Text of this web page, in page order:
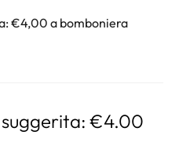
€4,00 a bomboniera
€4.00